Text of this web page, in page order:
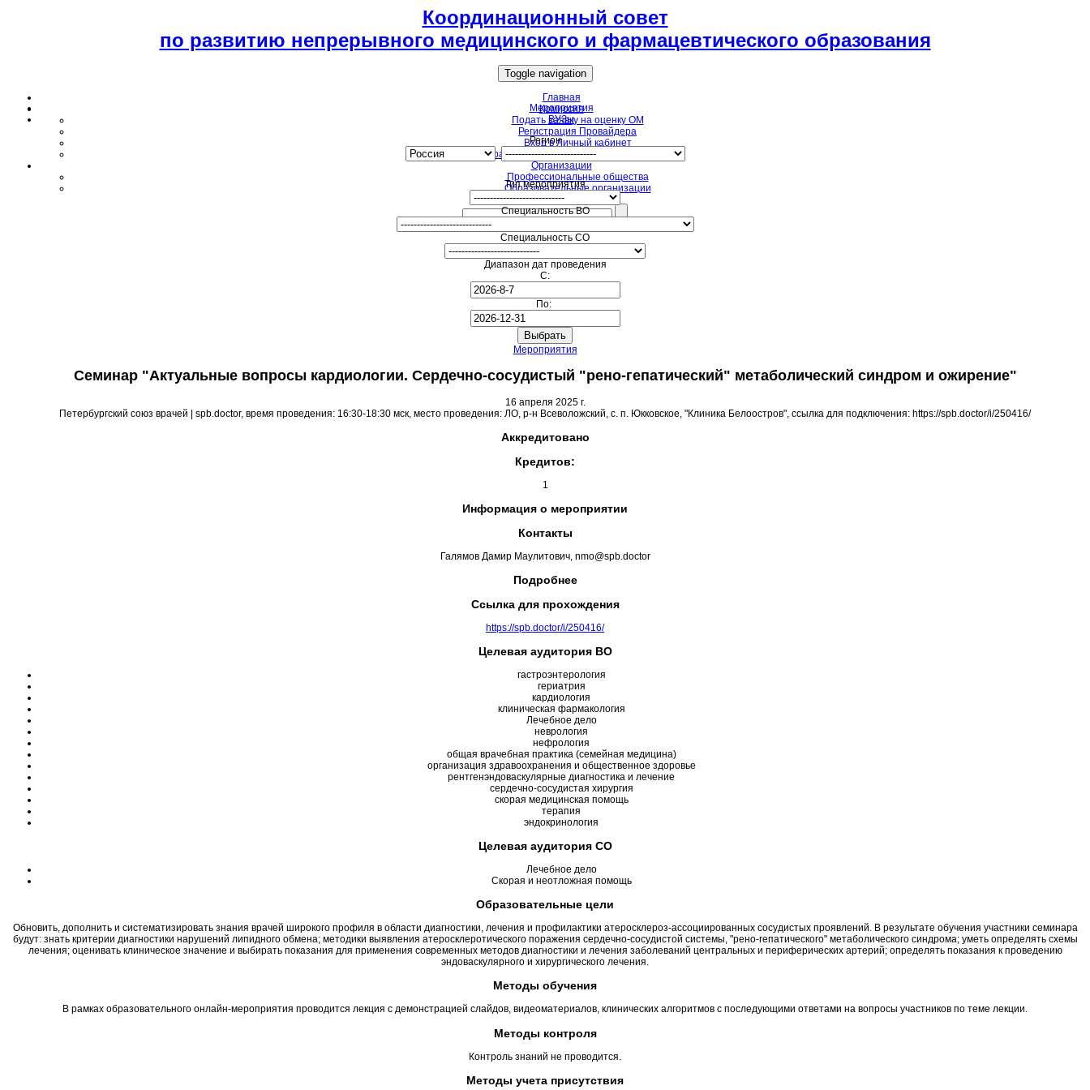
Координационный совет
по развитию непрерывного медицинского и фармацевтического образования
Toggle navigation
Главная
Комиссия
Подать заявку на оценку ОМ
Регистрация Провайдера
Вход в Личный кабинет
Образовательные мероприятия для НМО
Организации
Профессиональные общества
Образовательные организации
Мероприятия
ВУЗы
Регион
Тип мероприятия
Специальность ВО
Специальность СО
Диапазон дат проведения
С:
По:
Мероприятия
Семинар "Актуальные вопросы кардиологии. Сердечно-сосудистый "рено-гепатический" метаболический синдром и ожирение"
16 апреля 2025 г.
Петербургский союз врачей | spb.doctor, время проведения: 16:30-18:30 мск, место проведения: ЛО, р-н Всеволожский, с. п. Юкковское, "Клиника Белоостров", cсылка для подключения: https://spb.doctor/i/250416/
Аккредитовано
Кредитов:
1
Информация о мероприятии
Контакты
Галямов Дамир Маулитович, nmo@spb.doctor
Подробнее
Ссылка для прохождения
https://spb.doctor/i/250416/
Целевая аудитория ВО
гастроэнтерология
гериатрия
кардиология
клиническая фармакология
Лечебное дело
неврология
нефрология
общая врачебная практика (семейная медицина)
организация здравоохранения и общественное здоровье
рентгенэндоваскулярные диагностика и лечение
сердечно-сосудистая хирургия
скорая медицинская помощь
терапия
эндокринология
Целевая аудитория СО
Лечебное дело
Скорая и неотложная помощь
Образовательные цели
Обновить, дополнить и систематизировать знания врачей широкого профиля в области диагностики, лечения и профилактики атеросклероз-ассоциированных сосудистых проявлений. В результате обучения участники семинара
будут: знать критерии диагностики нарушений липидного обмена; методики выявления атеросклеротического поражения сердечно-сосудистой системы, "рено-гепатического" метаболического синдрома; уметь определять схемы
лечения; оценивать клиническое значение и выбирать показания для применения современных методов диагностики и лечения заболеваний центральных и периферических артерий; определять показания к проведению
эндоваскулярного и хирургического лечения.
Методы обучения
В рамках образовательного онлайн-мероприятия проводится лекция с демонстрацией слайдов, видеоматериалов, клинических алгоритмов с последующими ответами на вопросы участников по теме лекции.
Методы контроля
Контроль знаний не проводится.
Методы учета присутствия